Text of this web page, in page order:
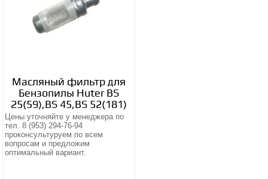
Масляный фильтр для
Бензопилы Huter BS
25(59),BS 45,BS 52(181)
Цены уточняйте у менеджера по
тел. 8 (953) 294-76-94
проконсультуруем по всем
вопросам и предложим
оптимальный вариант.